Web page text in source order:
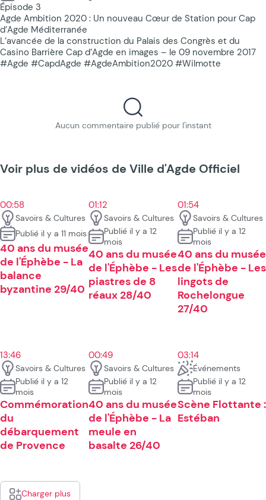
Épisode 3
Agde Ambition 2020 : Un nouveau Cœur de Station pour Cap
d’Agde Méditerranée
L’avancée de la construction du Palais des Congrès et du
Casino Barrière Cap d’Agde en images – le 09 novembre 2017
#Agde #CapdAgde #AgdeAmbition2020 #Wilmotte
Aucun commentaire publié pour l'instant
Voir plus de vidéos de Ville d'Agde Officiel
00:58
Savoirs & Cultures
Publié il y a 11 mois
40 ans du musée
de l'Éphèbe - La
balance
byzantine 29/40
01:12
Savoirs & Cultures
Publié il y a 12
mois
40 ans du musée
de l'Éphèbe - Les
piastres de 8
réaux 28/40
01:54
Savoirs & Cultures
Publié il y a 12
mois
40 ans du musée
de l'Éphèbe - Les
lingots de
Rochelongue
27/40
13:46
Savoirs & Cultures
Publié il y a 12
mois
Commémoration
du
débarquement
de Provence
00:49
Savoirs & Cultures
Publié il y a 12
mois
40 ans du musée
de l'Éphèbe - La
meule en
basalte 26/40
03:14
Événements
Publié il y a 12
mois
Scène Flottante :
Estéban
Charger plus